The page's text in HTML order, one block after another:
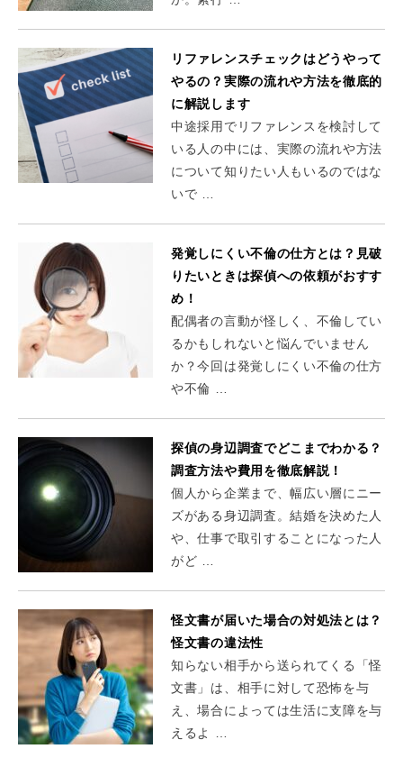
リファレンスチェックはどうやって
やるの？実際の流れや方法を徹底的
に解説します
中途採用でリファレンスを検討して
いる人の中には、実際の流れや方法
について知りたい人もいるのではな
いで …
発覚しにくい不倫の仕方とは？見破
りたいときは探偵への依頼がおすす
め！
配偶者の言動が怪しく、不倫してい
るかもしれないと悩んでいません
か？今回は発覚しにくい不倫の仕方
や不倫 …
探偵の身辺調査でどこまでわかる？
調査方法や費用を徹底解説！
個人から企業まで、幅広い層にニー
ズがある身辺調査。結婚を決めた人
や、仕事で取引することになった人
がど …
怪文書が届いた場合の対処法とは？
怪文書の違法性
知らない相手から送られてくる「怪
文書」は、相手に対して恐怖を与
え、場合によっては生活に支障を与
えるよ …